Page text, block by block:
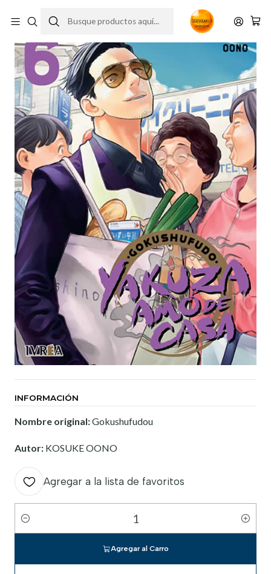
INFORMACIÓN
Nombre original:Gokushufudou
Autor: KOSUKE OONO
Agregar a la lista de favoritos
Cantidad
Agregar al Carro